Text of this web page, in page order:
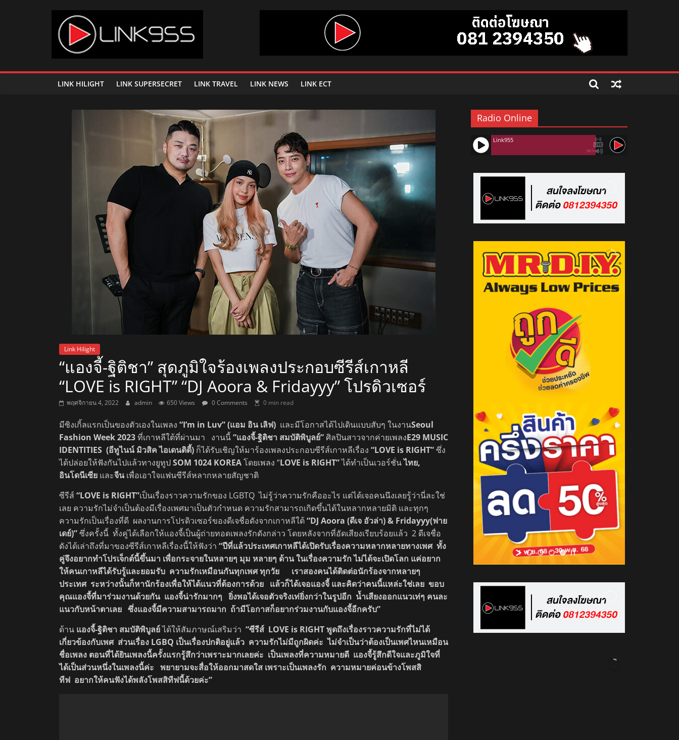
Link
95.5
คลื่น
เพลง
สถานี
วิทยุ
ลพบุรี
สถานี
วิทยุ
ลพบุรี
วิทยุ
ลพบุรี
LINK HILIGHT LINK SUPERSECRET LINK TRAVEL LINK NEWS LINK ECT
Link Hilight
“แองจี้-ฐิติชา” สุดภูมิใจร้องเพลงประกอบซีรีส์เกาหลี
“LOVE is RIGHT” “DJ Aoora & Fridayyy” โปรดิวเซอร์
พฤศจิกายน 4, 2022 admin 650 Views 0 Comments 0 min read
มีซิงเกิ้ลแรกเป็นของตัวเองในเพลง “I’m in Luv” (แอม อิน เลิฟ) และมีโอกาสได้ไปเดินแบบสับๆ ในงานSeoul
Fashion Week 2023ที่เกาหลีใต้ที่ผ่านมา งานนี้“แองจี้-ฐิติชา สมบัติพิบูลย์”ศิลปินสาวจากค่ายเพลงE29 MUSIC
IDENTITIES (อีทูไนน์ มิวสิค ไอเดนติตี้) ก็ได้รับเชิญให้มาร้องเพลงประกอบซีรีส์เกาหลีเรื่อง “LOVE is RIGHT”ซึ่ง
ได้ปล่อยให้ฟังกันไปแล้วทางยูทูปSOM 1024 KOREAโดยเพลง “LOVE is RIGHT”ได้ทำเป็นเวอร์ชั่นไทย,
อินโดนีเซีย และจีนเพื่อเอาใจแฟนซีรีส์หลากหลายสัญชาติ
ซีรีส์“LOVE is RIGHT”เป็นเรื่องราวความรักของ LGBTQ ไม่รู้ว่าความรักคืออะไร แต่ได้เจอคนนึงเลยรู้ว่านี่ละใช่
เลย ความรักไม่จำเป็นต้องมีเรื่องเพศมาเป็นตัวกำหนด ความรักสามารถเกิดขึ้นได้ในหลากหลายมิติ และทุกๆ
ความรักเป็นเรื่องที่ดี ผลงานการโปรดิวเซอร์ของดีเจชื่อดังจากเกาหลีใต้“DJ Aoora (ดีเจ อัวล่า) & Fridayyy(ฟาย
เดย์)”ซึ่งครั้งนี้ ทั้งคู่ได้เลือกให้แองจี้เป็นผู้ถ่ายทอดเพลงรักดังกล่าว โดยหลังจากที่อัดเสียงเรียบร้อยแล้ว 2 ดีเจชื่อ
ดังได้เล่าถึงที่มาของซีรีส์เกาหลีเรื่องนี้ให้ฟังว่า “ปีที่แล้วประเทศเกาหลีได้เปิดรับเรื่องความหลากหลายทางเพศ ทั้ง
คู่จึงอยากทำโปรเจ็กต์นี้ขึ้นมา เพื่อกระจายในหลายๆ มุม หลายๆ ด้าน ในเรื่องความรัก ไม่ได้จะเปิดโลก แค่อยาก
ให้คนเกาหลีได้รับรู้และยอมรับ ความรักเหมือนกันทุกเพศ ทุกวัย เราสองคนได้ติดต่อนักร้องจากหลายๆ
ประเทศ ระหว่างนั้นก็หานักร้องเพื่อให้ได้แนวที่ต้องการด้วย แล้วก็ได้เจอแองจี้ และคิดว่าคนนี้แหล่ะใช่เลย ขอบ
คุณแองจี้ที่มาร่วมงานด้วยกัน แองจี้น่ารักมากๆ ยิ่งพอได้เจอตัวจริงเท่ยิ่งกว่าในรูปอีก น้ำเสียงออกแนวเท่ๆ คนละ
แนวกับหน้าตาเลย ซึ่งแองจี้มีความสามารถมาก ถ้ามีโอกาสก็อยากร่วมงานกับแองจี้อีกครับ”
ด้าน แองจี้-ฐิติชา สมบัติพิบูลย์ได้ให้สัมภาษณ์เสริมว่า “ซีรีส์ LOVE is RIGHT พูดถึงเรื่องราวความรักที่ไม่ได้
เกี่ยวข้องกับเพศ ส่วนเรื่อง LGBQ เป็นเรื่องปกติอยู่แล้ว ความรักไม่มีถูกผิดค่ะ ไม่จำเป็นว่าต้องเป็นเพศไหนเหมือน
ชื่อเพลง ตอนที่ได้ยินเพลงนี้ครั้งแรกรู้สึกว่าเพราะมากเลยค่ะ เป็นเพลงที่ความหมายดี แองจี้รู้สึกดีใจและภูมิใจที่
ได้เป็นส่วนหนึ่งในเพลงนี้ค่ะ พยายามจะสื่อให้ออกมาสดใส เพราะเป็นเพลงรัก ความหมายค่อนข้างโพสสิ
ทีฟ อยากให้คนฟังได้พลังโพสสิทีฟนี้ด้วยค่ะ”
Radio Online
90%
Link955